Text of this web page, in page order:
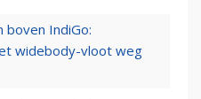
boven IndiGo:
widebody-vloot weg